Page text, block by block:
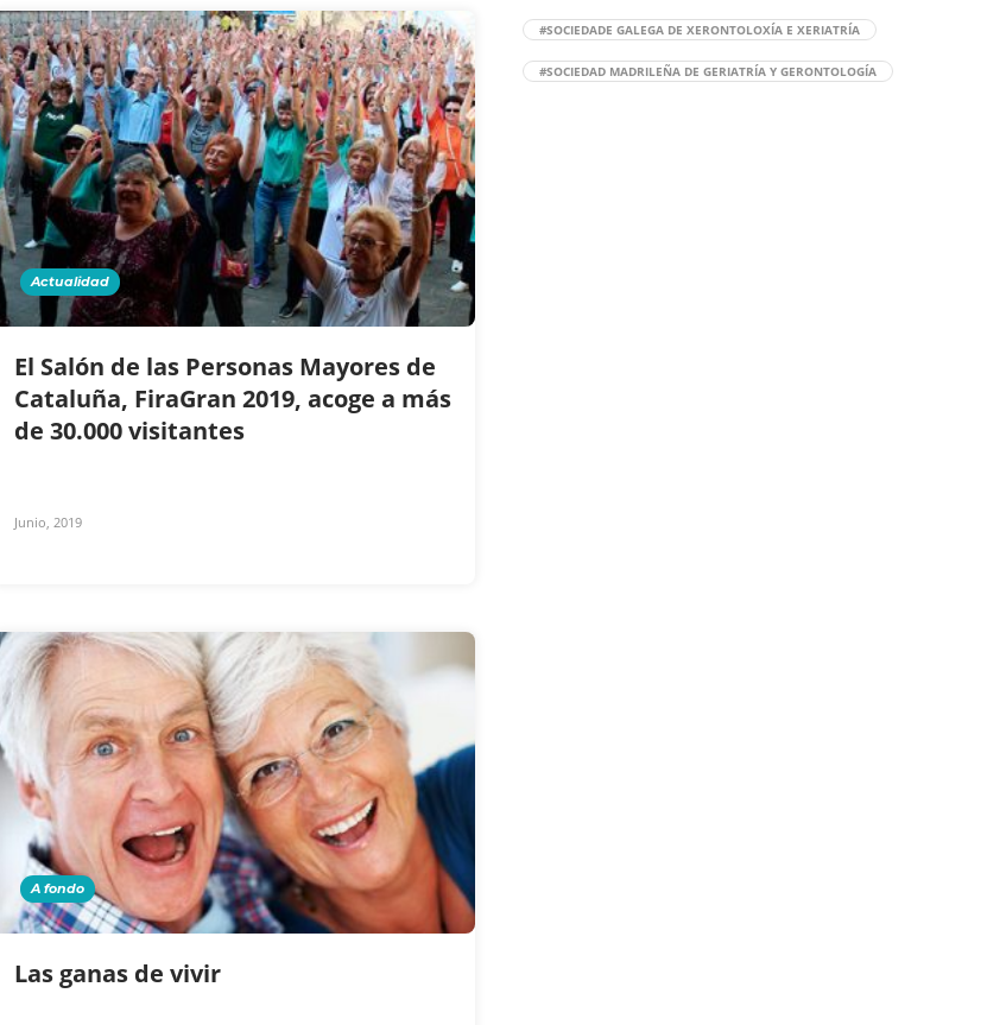
Actualidad
El Salón de las Personas Mayores de
Cataluña, FiraGran 2019, acoge a más
de 30.000 visitantes
Junio, 2019
A fondo
Las ganas de vivir
#SOCIEDADE GALEGA DE XERONTOLOXÍA E XERIATRÍA
#SOCIEDAD MADRILEÑA DE GERIATRÍA Y GERONTOLOGÍA